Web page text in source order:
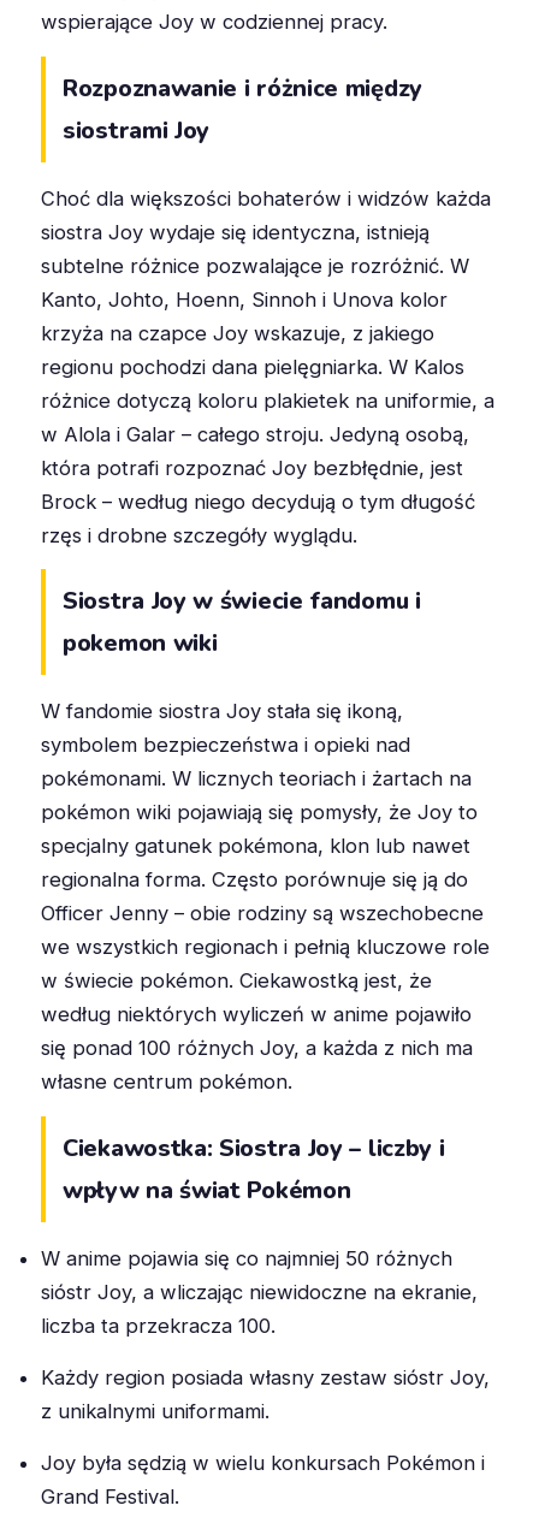
wspierające Joy w codziennej pracy.
Rozpoznawanie i różnice między
siostrami Joy
Choć dla większości bohaterów i widzów każda
siostra Joy wydaje się identyczna, istnieją
subtelne różnice pozwalające je rozróżnić. W
Kanto, Johto, Hoenn, Sinnoh i Unova kolor
krzyża na czapce Joy wskazuje, z jakiego
regionu pochodzi dana pielęgniarka. W Kalos
różnice dotyczą koloru plakietek na uniformie, a
w Alola i Galar – całego stroju. Jedyną osobą,
która potrafi rozpoznać Joy bezbłędnie, jest
Brock – według niego decydują o tym długość
rzęs i drobne szczegóły wyglądu.
Siostra Joy w świecie fandomu i
pokemon wiki
W fandomie siostra Joy stała się ikoną,
symbolem bezpieczeństwa i opieki nad
pokémonami. W licznych teoriach i żartach na
pokémon wiki pojawiają się pomysły, że Joy to
specjalny gatunek pokémona, klon lub nawet
regionalna forma. Często porównuje się ją do
Officer Jenny – obie rodziny są wszechobecne
we wszystkich regionach i pełnią kluczowe role
w świecie pokémon. Ciekawostką jest, że
według niektórych wyliczeń w anime pojawiło
się ponad 100 różnych Joy, a każda z nich ma
własne centrum pokémon.
Ciekawostka: Siostra Joy – liczby i
wpływ na świat Pokémon
W anime pojawia się co najmniej 50 różnych
sióstr Joy, a wliczając niewidoczne na ekranie,
liczba ta przekracza 100.
Każdy region posiada własny zestaw sióstr Joy,
z unikalnymi uniformami.
Joy była sędzią w wielu konkursach Pokémon i
Grand Festival.